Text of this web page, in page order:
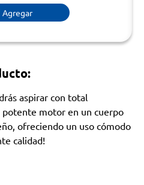
Agregar
aspirar con total
potente motor en un cuerpo
ofreciendo un uso cómodo
calidad!